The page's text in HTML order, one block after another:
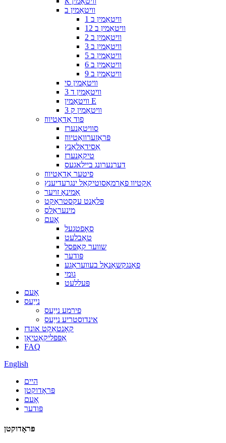
וויטאַמין ב
וויטאַמין ב 1
וויטאַמין ב 12
וויטאַמין ב 2
וויטאַמין ב 3
וויטאַמין ב 5
וויטאַמין ב 6
וויטאַמין ב 9
וויטאַמין סי
וויטאַמין ד 3
וויטאַמין E
וויטאַמין ק 3
פוד אַדאַטיווז
סוויטאַנערז
פּראַזערוואַטיווז
אַסידאַלאַנץ
טיקאַנערז
דערנערונג ביילאגעס
פיטער אַדאַטיווז
אַקטיוו פאַרמאַסוטיקאַל ינגרעדיענץ
אַמינאָ זויער
פּלאַנט עקסטראַקט
מינעראַלס
אָעם
סאָפטגעל
טאַבלעט
שווער קאַפּסל
פּודער
פאַנגקשאַנאַל בעוועראַגע
גומי
פּעללעט
אָעם
נייַעס
פירמע נייַעס
אינדוסטריע נייַעס
קאָנטאַקט אונדז
אַפּפּליקאַטיאָן
FAQ
English
היים
פּראָדוקטן
אָעם
פּודער
פּראָדוקטן